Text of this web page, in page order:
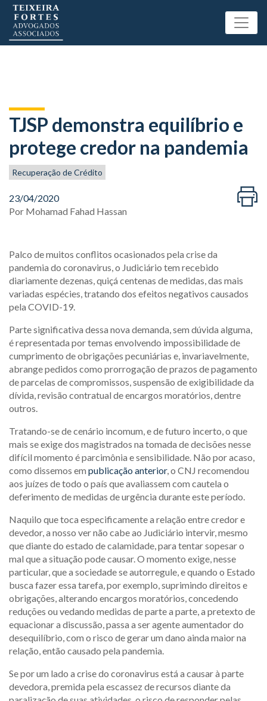
TJSP demonstra equilíbrio e
protege credor na pandemia
Recuperação de Crédito
23/04/2020
Por Mohamad Fahad Hassan
Palco de muitos conflitos ocasionados pela crise da
pandemia do coronavirus, o Judiciário tem recebido
diariamente dezenas, quiçá centenas de medidas, das mais
variadas espécies, tratando dos efeitos negativos causados
pela COVID-19.
Parte significativa dessa nova demanda, sem dúvida alguma,
é representada por temas envolvendo impossibilidade de
cumprimento de obrigações pecuniárias e, invariavelmente,
abrange pedidos como prorrogação de prazos de pagamento
de parcelas de compromissos, suspensão de exigibilidade da
dívida, revisão contratual de encargos moratórios, dentre
outros.
Tratando-se de cenário incomum, e de futuro incerto, o que
mais se exige dos magistrados na tomada de decisões nesse
difícil momento é parcimônia e sensibilidade. Não por acaso,
como dissemos em publicação anterior, o CNJ recomendou
aos juízes de todo o país que avaliassem com cautela o
deferimento de medidas de urgência durante este período.
Naquilo que toca especificamente a relação entre credor e
devedor, a nosso ver não cabe ao Judiciário intervir, mesmo
que diante do estado de calamidade, para tentar sopesar o
mal que a situação pode causar. O momento exige, nesse
particular, que a sociedade se autorregule, e quando o Estado
busca fazer essa tarefa, por exemplo, suprimindo direitos e
obrigações, alterando encargos moratórios, concedendo
reduções ou vedando medidas de parte a parte, a pretexto de
equacionar a discussão, passa a ser agente aumentador do
desequilíbrio, com o risco de gerar um dano ainda maior na
relação, então causado pela pandemia.
Se por um lado a crise do coronavirus está a causar à parte
devedora, premida pela escassez de recursos diante da